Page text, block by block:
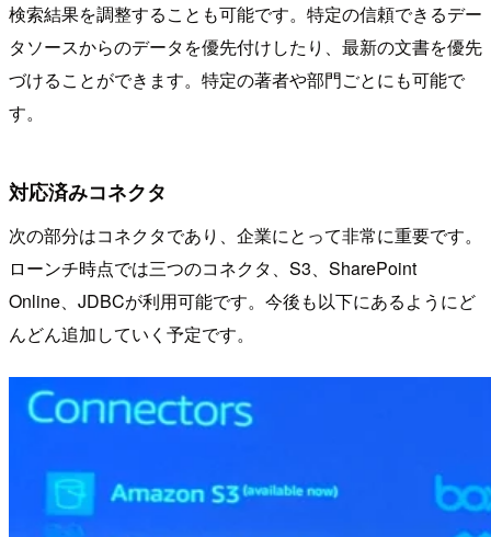
検索結果を調整することも可能です。特定の信頼できるデー
タソースからのデータを優先付けしたり、最新の文書を優先
づけることができます。特定の著者や部門ごとにも可能で
す。
対応済みコネクタ
次の部分はコネクタであり、企業にとって非常に重要です。
ローンチ時点では三つのコネクタ、S3、SharePoint
Online、JDBCが利用可能です。今後も以下にあるようにど
んどん追加していく予定です。